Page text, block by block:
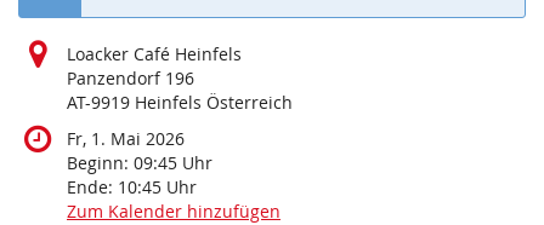
Loacker Café Heinfels
Panzendorf 196
AT-9919 Heinfels Österreich
Fr, 1. Mai 2026
Beginn: 09:45 Uhr
Ende: 10:45 Uhr
Zum Kalender hinzufügen